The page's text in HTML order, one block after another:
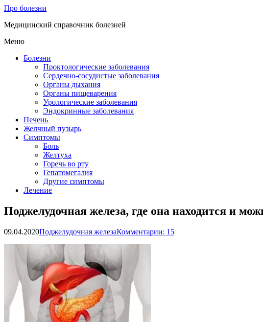
Про болезни
Медицинский справочник болезней
Меню
Болезни
Проктологические заболевания
Сердечно-сосудистые заболевания
Органы дыхания
Органы пищеварения
Урологические заболевания
Эндокринные заболевания
Печень
Желчный пузырь
Симптомы
Боль
Желтуха
Горечь во рту
Гепатомегалия
Другие симптомы
Лечение
Поджелудочная железа, где она находится и
09.04.2020Поджелудочная железаКомментарии: 15